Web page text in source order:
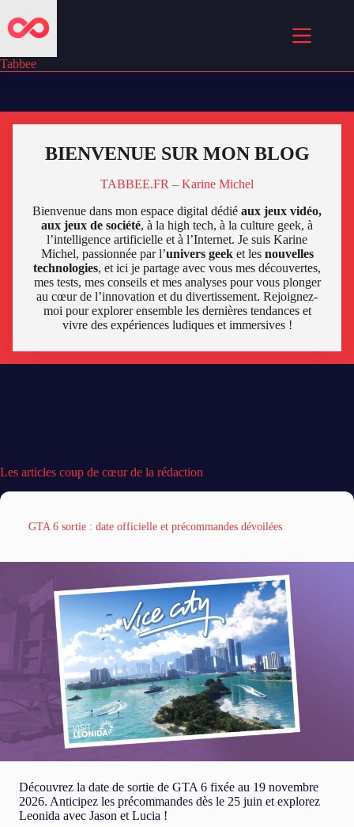
au
contenu
Tabbee
BIENVENUE SUR MON BLOG
TABBEE.FR – Karine Michel
Bienvenue dans mon espace digital dédié aux jeux vidéo,
aux jeux de société, à la high tech, à la culture geek, à
l’intelligence artificielle et à l’Internet. Je suis Karine
Michel, passionnée par l’univers geeket les nouvelles
technologies, et ici je partage avec vous mes découvertes,
mes tests, mes conseils et mes analyses pour vous plonger
au cœur de l’innovation et du divertissement. Rejoignez-
moi pour explorer ensemble les dernières tendances et
vivre des expériences ludiques et immersives !
Les articles coup de cœur de la rédaction
GTA 6 sortie : date officielle et précommandes dévoilées
Découvrez la date de sortie de GTA 6 fixée au 19 novembre
2026. Anticipez les précommandes dès le 25 juin et explorez
Leonida avec Jason et Lucia !